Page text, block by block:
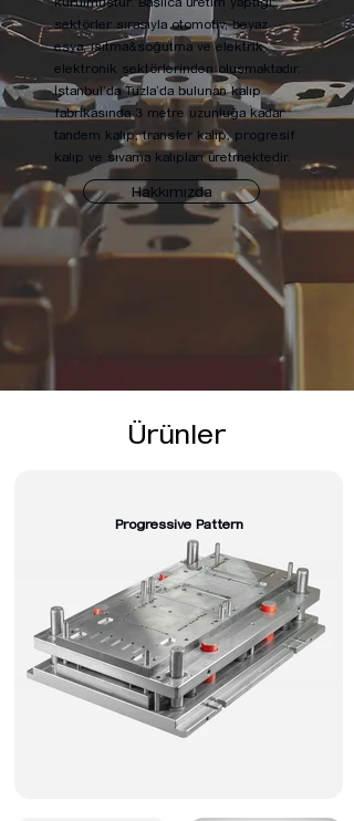
sektörler sırasıyla otomotiv, beyaz
eşya, ısıtma&soğutma ve elektrik
elektronik sektörlerinden oluşmaktadır.
İstanbul’da Tuzla’da bulunan kalıp
fabrikasında 3 metre uzunluğa kadar
tandem kalıp, transfer kalıp, progresif
kalıp ve sıvama kalıpları üretmektedir.
Hakkımızda
Ürünler
Progressive Pattern